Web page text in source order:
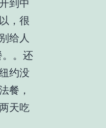
到中
，很
给人
。还
约没
餐，
天吃